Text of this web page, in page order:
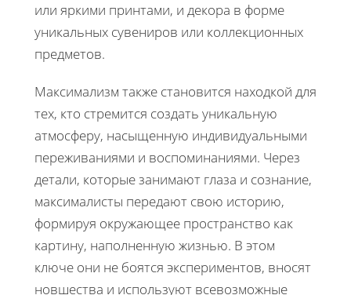
или яркими принтами, и декора в форме
уникальных сувениров или коллекционных
предметов.
Максимализм также становится находкой для
тех, кто стремится создать уникальную
атмосферу, насыщенную индивидуальными
переживаниями и воспоминаниями. Через
детали, которые занимают глаза и сознание,
максималисты передают свою историю,
формируя окружающее пространство как
картину, наполненную жизнью. В этом
ключе они не боятся экспериментов, вносят
новшества и используют всевозможные